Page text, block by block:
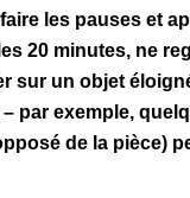
les pauses et
20 minutes, ne
sur un objet
par exemple,
de la pièce)